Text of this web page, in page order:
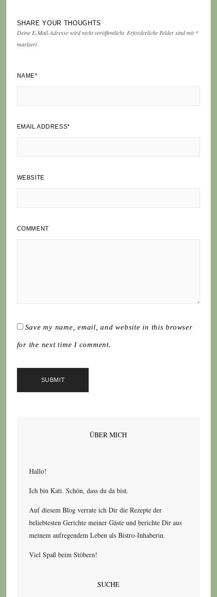
SHARE YOUR THOUGHTS
Deine E-Mail-Adresse wird nicht veröffentlicht. Erforderliche Felder sind mit*
markiert
NAME*
EMAIL ADDRESS*
WEBSITE
COMMENT
Save my name, email, and website in this browser
for the next time I comment.
ÜBER MICH
Hallo!
Ich bin Kati. Schön, dass du da bist.
Auf diesem Blog verrate ich Dir die Rezepte der
beliebtesten Gerichte meiner Gäste und berichte Dir aus
meinem aufregendem Leben als Bistro-Inhaberin.
Viel Spaß beim Stöbern!
SUCHE